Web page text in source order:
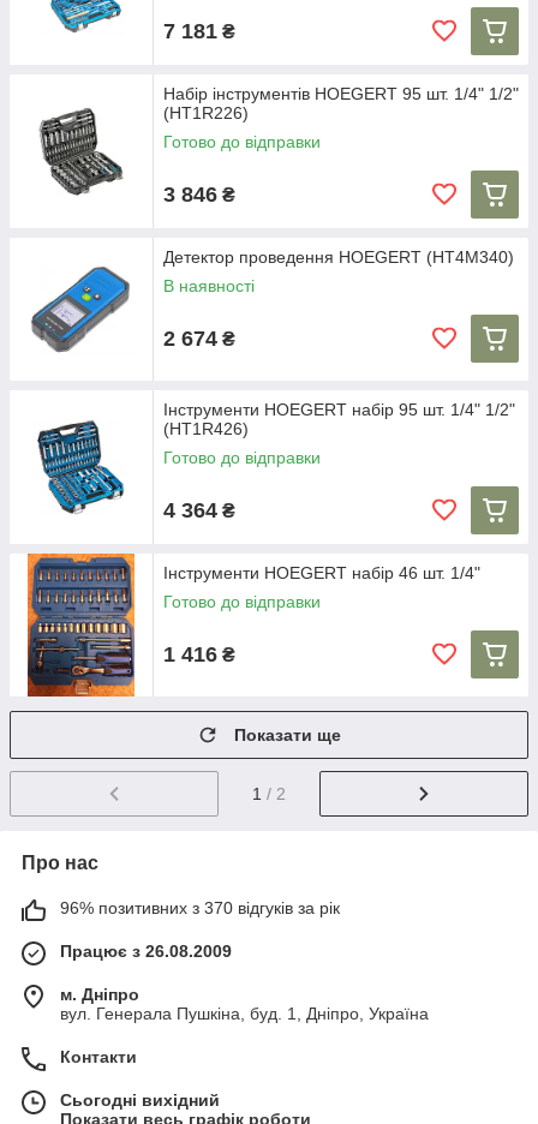
7 181 ₴
Набір інструментів HOEGERT 95 шт. 1/4" 1/2"
(HT1R226)
Готово до відправки
3 846 ₴
Детектор проведення HOEGERT (HT4M340)
В наявності
2 674 ₴
Інструменти HOEGERT набір 95 шт. 1/4" 1/2"
(HT1R426)
Готово до відправки
4 364 ₴
Інструменти HOEGERT набір 46 шт. 1/4"
Готово до відправки
1 416 ₴
Показати ще
1 / 2
Про нас
96% позитивних з 370 відгуків за рік
Працює з 26.08.2009
м. Дніпро
вул. Генерала Пушкіна, буд. 1, Дніпро, Україна
Контакти
Сьогодні вихідний
Показати весь графік роботи